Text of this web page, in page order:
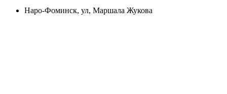
Наро-Фоминск, ул, Маршала Жукова